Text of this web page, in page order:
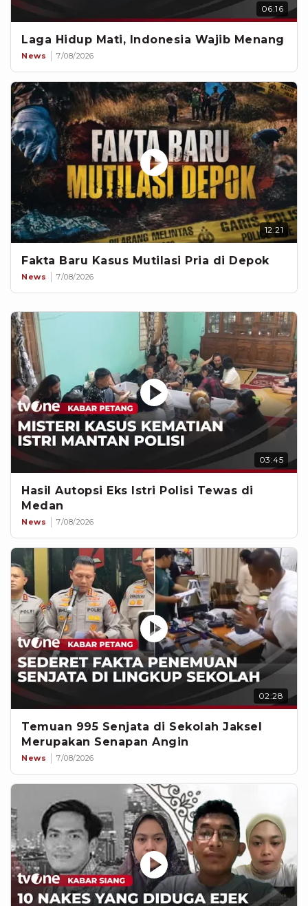
06:16
Laga Hidup Mati, Indonesia Wajib Menang
News 7/08/2026
12:21
Fakta Baru Kasus Mutilasi Pria di Depok
News 7/08/2026
03:45
Hasil Autopsi Eks Istri Polisi Tewas di
Medan
News 7/08/2026
02:28
Temuan 995 Senjata di Sekolah Jaksel
Merupakan Senapan Angin
News 7/08/2026